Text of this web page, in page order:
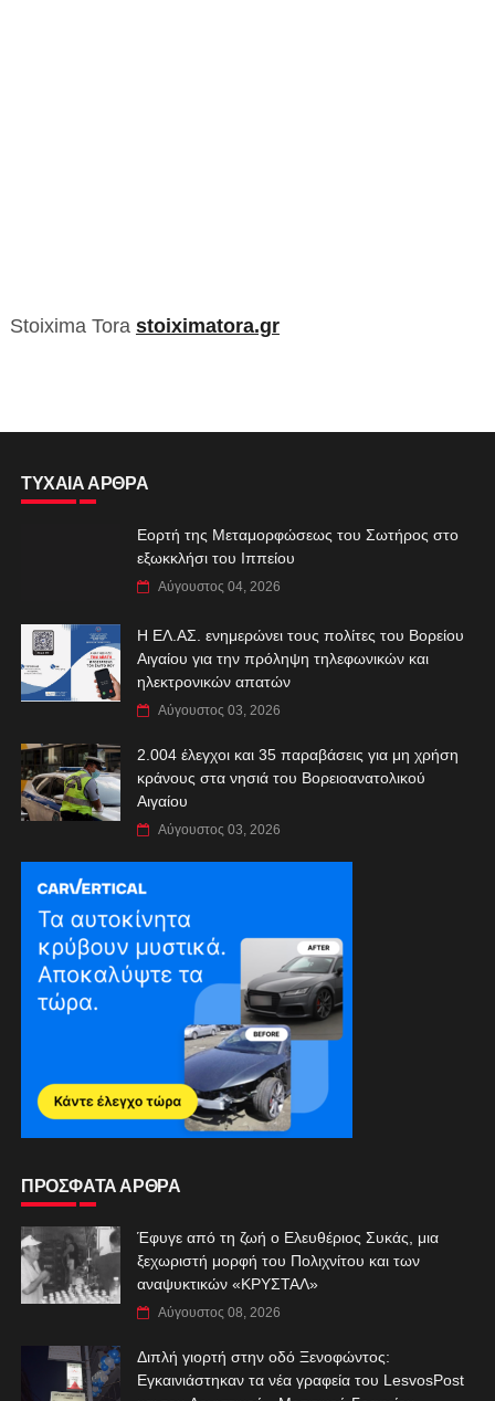
Stoixima Tora stoiximatora.gr
ΤΥΧΑΙΑ ΑΡΘΡΑ
Εορτή της Μεταμορφώσεως του Σωτήρος στο
εξωκκλήσι του Ιππείου
Αύγουστος 04, 2026
Η ΕΛ.ΑΣ. ενημερώνει τους πολίτες του Βορείου
Αιγαίου για την πρόληψη τηλεφωνικών και
ηλεκτρονικών απατών
Αύγουστος 03, 2026
2.004 έλεγχοι και 35 παραβάσεις για μη χρήση
κράνους στα νησιά του Βορειοανατολικού
Αιγαίου
Αύγουστος 03, 2026
ΠΡΟΣΦΑΤΑ ΑΡΘΡΑ
Έφυγε από τη ζωή ο Ελευθέριος Συκάς, μια
ξεχωριστή μορφή του Πολιχνίτου και των
αναψυκτικών «ΚΡΥΣΤΑΛ»
Αύγουστος 08, 2026
Διπλή γιορτή στην οδό Ξενοφώντος:
Εγκαινιάστηκαν τα νέα γραφεία του LesvosPost